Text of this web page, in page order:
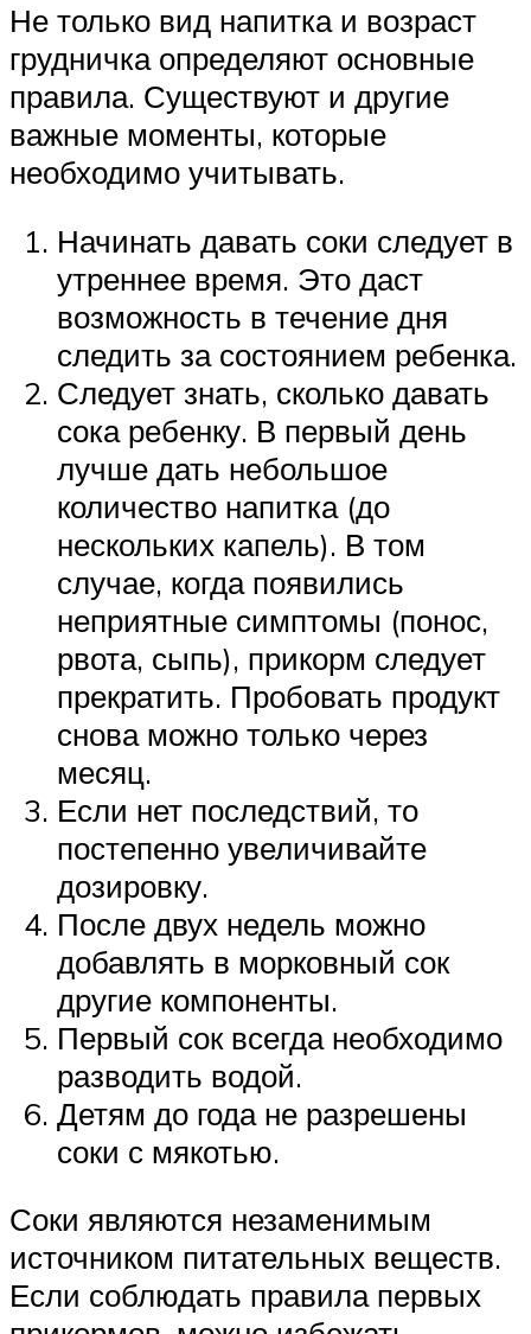
Не только вид напитка и возраст
грудничка определяют основные
правила. Существуют и другие
важные моменты, которые
необходимо учитывать.
Начинать давать соки следует в
утреннее время. Это даст
возможность в течение дня
следить за состоянием ребенка.
Следует знать, сколько давать
сока ребенку. В первый день
лучше дать небольшое
количество напитка (до
нескольких капель). В том
случае, когда появились
неприятные симптомы (понос,
рвота, сыпь), прикорм следует
прекратить. Пробовать продукт
снова можно только через
месяц.
Если нет последствий, то
постепенно увеличивайте
дозировку.
После двух недель можно
добавлять в морковный сок
другие компоненты.
Первый сок всегда необходимо
разводить водой.
Детям до года не разрешены
соки с мякотью.
Соки являются незаменимым
источником питательных веществ.
Если соблюдать правила первых